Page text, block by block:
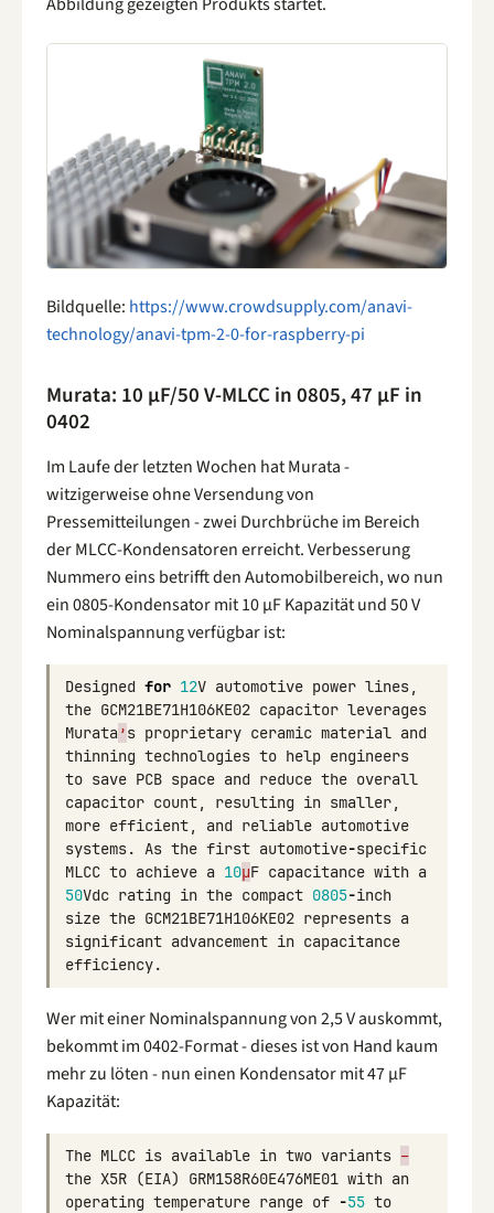
Bildquelle: https://www.crowdsupply.com/anavi-
technology/anavi-tpm-2-0-for-raspberry-pi
Murata: 10 µF/50 V-MLCC in 0805, 47 µF in
0402
Im Laufe der letzten Wochen hat Murata -
witzigerweise ohne Versendung von
Pressemitteilungen - zwei Durchbrüche im Bereich
der MLCC-Kondensatoren erreicht. Verbesserung
Nummero eins betrifft den Automobilbereich, wo nun
ein 0805-Kondensator mit 10 µF Kapazität und 50 V
Nominalspannung verfügbar ist:
Designed for 12V automotive power lines,
the GCM21BE71H106KE02 capacitor leverages
Murata’s proprietary ceramic material and
thinning technologies to help engineers
to save PCB space and reduce the overall
capacitor count, resulting in smaller,
more efficient, and reliable automotive
systems. As the first automotive-specific
MLCC to achieve a 10µF capacitance with a
50Vdc rating in the compact 0805-inch
size the GCM21BE71H106KE02 represents a
significant advancement in capacitance
efficiency.
Wer mit einer Nominalspannung von 2,5 V auskommt,
bekommt im 0402-Format - dieses ist von Hand kaum
mehr zu löten - nun einen Kondensator mit 47 µF
Kapazität:
The MLCC is available in two variants –
the X5R (EIA) GRM158R60E476ME01 with an
operating temperature range of -55 to